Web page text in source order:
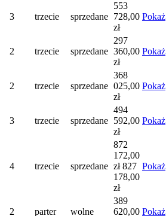
3 trzecie sprzedane
553
728,00
zł
Pokaż
2 trzecie sprzedane
297
360,00
zł
Pokaż
2 trzecie sprzedane
368
025,00
zł
Pokaż
3 trzecie sprzedane
494
592,00
zł
Pokaż
4 trzecie sprzedane
872
172,00
zł827
178,00
zł
Pokaż
2 parter wolne
389
620,00 Pokaż